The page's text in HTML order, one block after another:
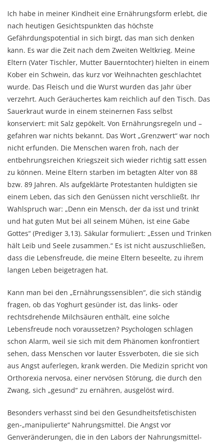
Ich habe in meiner Kindheit eine Ernährungsform erlebt, die
nach heutigen Gesichtspunkten das höchste
Gefährdungspotential in sich birgt, das man sich denken
kann. Es war die Zeit nach dem Zweiten Weltkrieg. Meine
Eltern (Vater Tischler, Mutter Bauerntochter) hielten in einem
Kober ein Schwein, das kurz vor Weihnachten geschlachtet
wurde. Das Fleisch und die Wurst wurden das Jahr über
verzehrt. Auch Geräuchertes kam reichlich auf den Tisch. Das
Sauerkraut wurde in einem steinernen Fass selbst
konserviert: mit Salz gepökelt. Von Ernährungsregeln und –
gefahren war nichts bekannt. Das Wort „Grenzwert“ war noch
nicht erfunden. Die Menschen waren froh, nach der
entbehrungsreichen Kriegszeit sich wieder richtig satt essen
zu können. Meine Eltern starben im betagten Alter von 88
bzw. 89 Jahren. Als aufgeklärte Protestanten huldigten sie
einem Leben, das sich den Genüssen nicht verschließt. Ihr
Wahlspruch war: „Denn ein Mensch, der da isst und trinkt
und hat guten Mut bei all seinem Mühen, ist eine Gabe
Gottes“ (Prediger 3,13). Säkular formuliert: „Essen und Trinken
hält Leib und Seele zusammen.“ Es ist nicht auszuschließen,
dass die Lebensfreude, die meine Eltern beseelte, zu ihrem
langen Leben beigetragen hat.
Kann man bei den „Ernährungssensiblen“, die sich ständig
fragen, ob das Yoghurt gesünder ist, das links- oder
rechtsdrehende Milchsäuren enthält, eine solche
Lebensfreude noch voraussetzen? Psychologen schlagen
schon Alarm, weil sie sich mit dem Phänomen konfrontiert
sehen, dass Menschen vor lauter Essverboten, die sie sich
aus Angst auferlegen, krank werden. Die Medizin spricht von
Orthorexia nervosa, einer nervösen Störung, die durch den
Zwang, sich „gesund“ zu ernähren, ausgelöst wird.
Besonders verhasst sind bei den Gesundheitsfetischisten
gen-„manipulierte“ Nahrungsmittel. Die Angst vor
Genveränderungen, die in den Labors der Nahrungsmittel-